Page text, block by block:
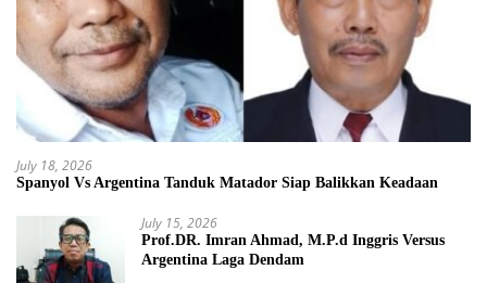
July 18, 2026
Spanyol Vs Argentina Tanduk Matador Siap Balikkan Keadaan
July 15, 2026
Prof.DR. Imran Ahmad, M.P.d Inggris Versus
Argentina Laga Dendam